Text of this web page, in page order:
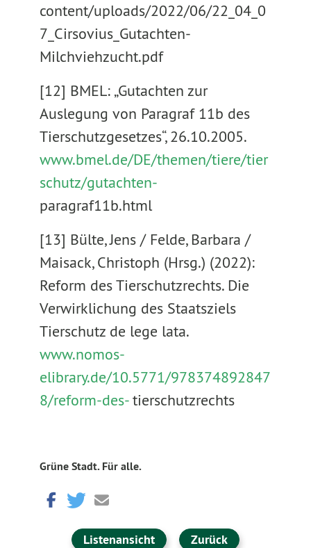
content/uploads/2022/06/22_04_0
7_Cirsovius_Gutachten-
Milchviehzucht.pdf
[12] BMEL: „Gutachten zur
Auslegung von Paragraf 11b des
Tierschutzgesetzes“, 26.10.2005.
www.bmel.de/DE/themen/tiere/tier
schutz/gutachten-
paragraf11b.html
[13] Bülte, Jens / Felde, Barbara /
Maisack, Christoph (Hrsg.) (2022):
Reform des Tierschutzrechts. Die
Verwirklichung des Staatsziels
Tierschutz de lege lata.
www.nomos-
elibrary.de/10.5771/978374892847
8/reform-des-tierschutzrechts
Grüne Stadt. Für alle.
Listenansicht Zurück